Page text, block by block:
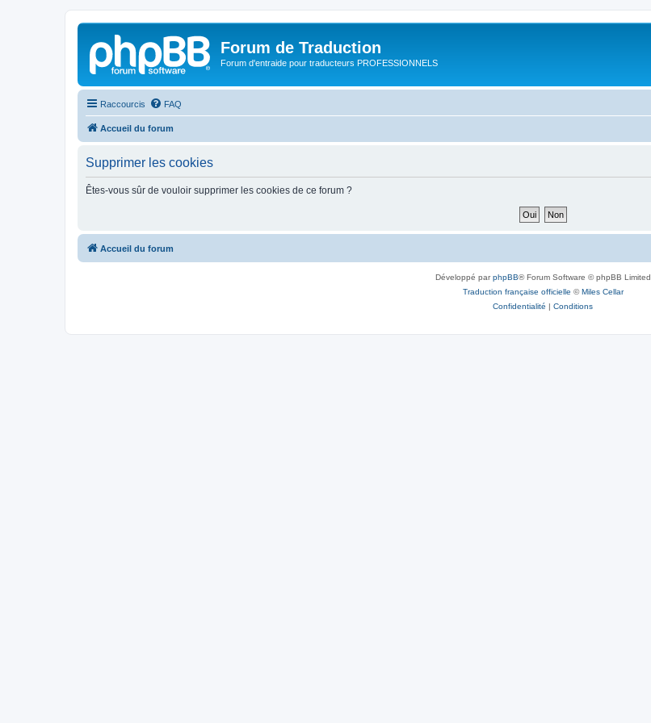
Forum de Traduction
Forum d'entraide pour traducteurs PROFESSIONNELS
Raccourcis FAQ
Accueil du forum
Supprimer les cookies
Êtes-vous sûr de vouloir supprimer les cookies de ce forum ?
Accueil du forum
Développé parphpBB® Forum Software © phpBB Limited
Traduction française officielle ©Miles Cellar
Confidentialité | Conditions